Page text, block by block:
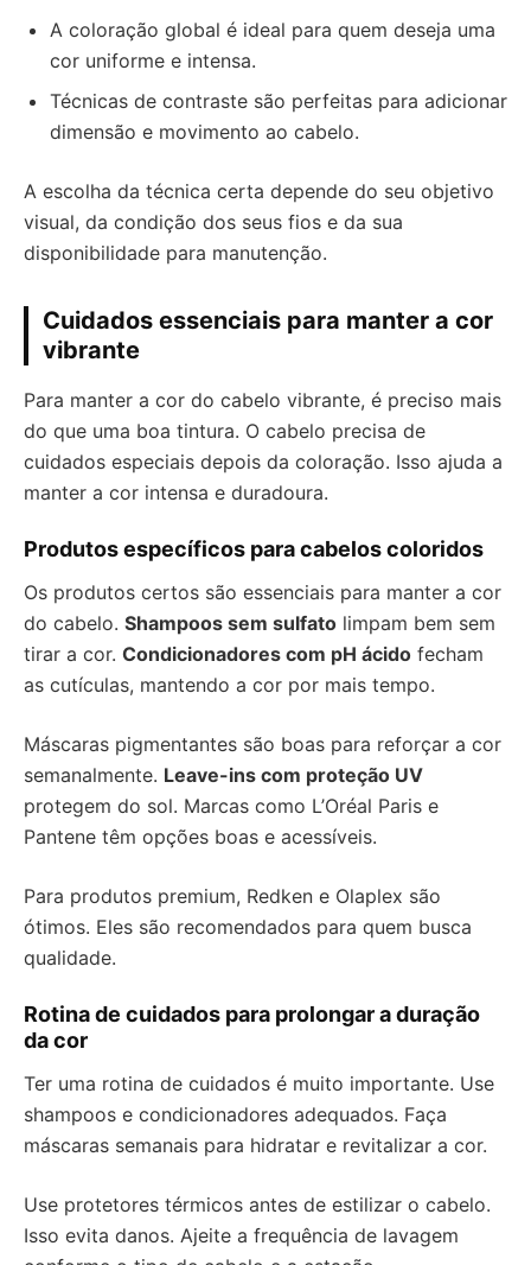
A coloração global é ideal para quem deseja uma
cor uniforme e intensa.
Técnicas de contraste são perfeitas para adicionar
dimensão e movimento ao cabelo.
A escolha da técnica certa depende do seu objetivo
visual, da condição dos seus fios e da sua
disponibilidade para manutenção.
Cuidados essenciais para manter a cor
vibrante
Para manter a cor do cabelo vibrante, é preciso mais
do que uma boa tintura. O cabelo precisa de
cuidados especiais depois da coloração. Isso ajuda a
manter a cor intensa e duradoura.
Produtos específicos para cabelos coloridos
Os produtos certos são essenciais para manter a cor
do cabelo. Shampoos sem sulfato limpam bem sem
tirar a cor. Condicionadores com pH ácido fecham
as cutículas, mantendo a cor por mais tempo.
Máscaras pigmentantes são boas para reforçar a cor
semanalmente. Leave-ins com proteção UV
protegem do sol. Marcas como L’Oréal Paris e
Pantene têm opções boas e acessíveis.
Para produtos premium, Redken e Olaplex são
ótimos. Eles são recomendados para quem busca
qualidade.
Rotina de cuidados para prolongar a duração
da cor
Ter uma rotina de cuidados é muito importante. Use
shampoos e condicionadores adequados. Faça
máscaras semanais para hidratar e revitalizar a cor.
Use protetores térmicos antes de estilizar o cabelo.
Isso evita danos. Ajeite a frequência de lavagem